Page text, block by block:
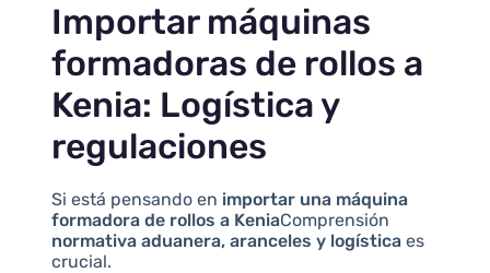
Importar máquinas
formadoras de rollos a
Kenia: Logística y
regulaciones
Si está pensando en importar una máquina
formadora de rollos a KeniaComprensión
normativa aduanera, aranceles y logísticaes
crucial.